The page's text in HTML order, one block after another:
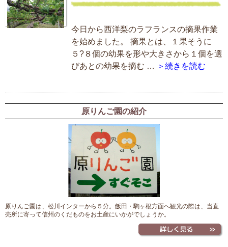
今日から西洋梨のラフランスの摘果作業
を始めました。 摘果とは、１果そうに
５?８個の幼果を形や大きさから１個を選
びあとの幼果を摘む … ＞続きを読む
原りんご園の紹介
原りんご園は、松川インターから５分。飯田・駒ヶ根方面へ観光の際は、当直
売所に寄って信州のくだものをお土産にいかがでしょうか。